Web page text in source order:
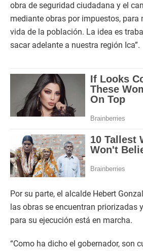
obra de seguridad ciudadana y el
mediante obras por impuestos, para
vida de la población. La idea es
sacar adelante a nuestra región Ica”.
Por su parte, el alcalde Hebert
las obras se encuentran priorizadas
para su ejecución está en marcha.
“Como ha dicho el gobernador, son